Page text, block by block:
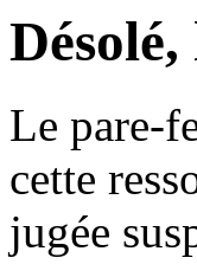
Le pare-
cette
jugée